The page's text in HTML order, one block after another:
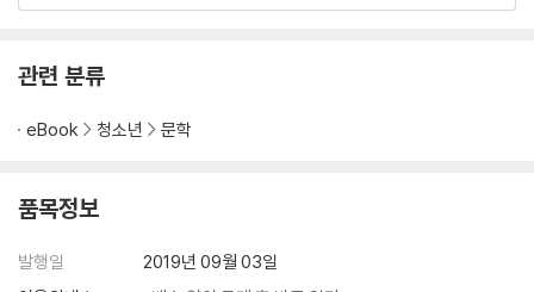
관련 분류
eBook 청소년 문학
품목정보
발행일
2019년 09월 03일